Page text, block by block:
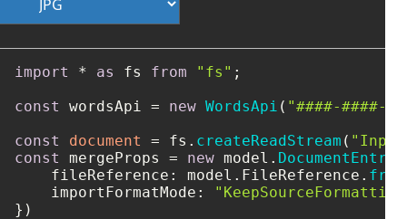
import * as fs from "fs" ;
const
wordsApi = new WordsApi ( "####-####-
const
document = fs. createReadStream (
const
mergeProps = new model. DocumentEntry
fileReference : model. FileReference .
importFormatMode :